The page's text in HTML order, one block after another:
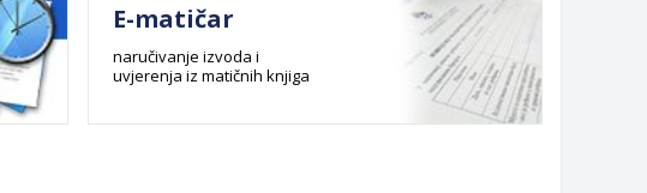
E-matičar
naručivanje izvoda i
uvjerenja iz matičnih knjiga